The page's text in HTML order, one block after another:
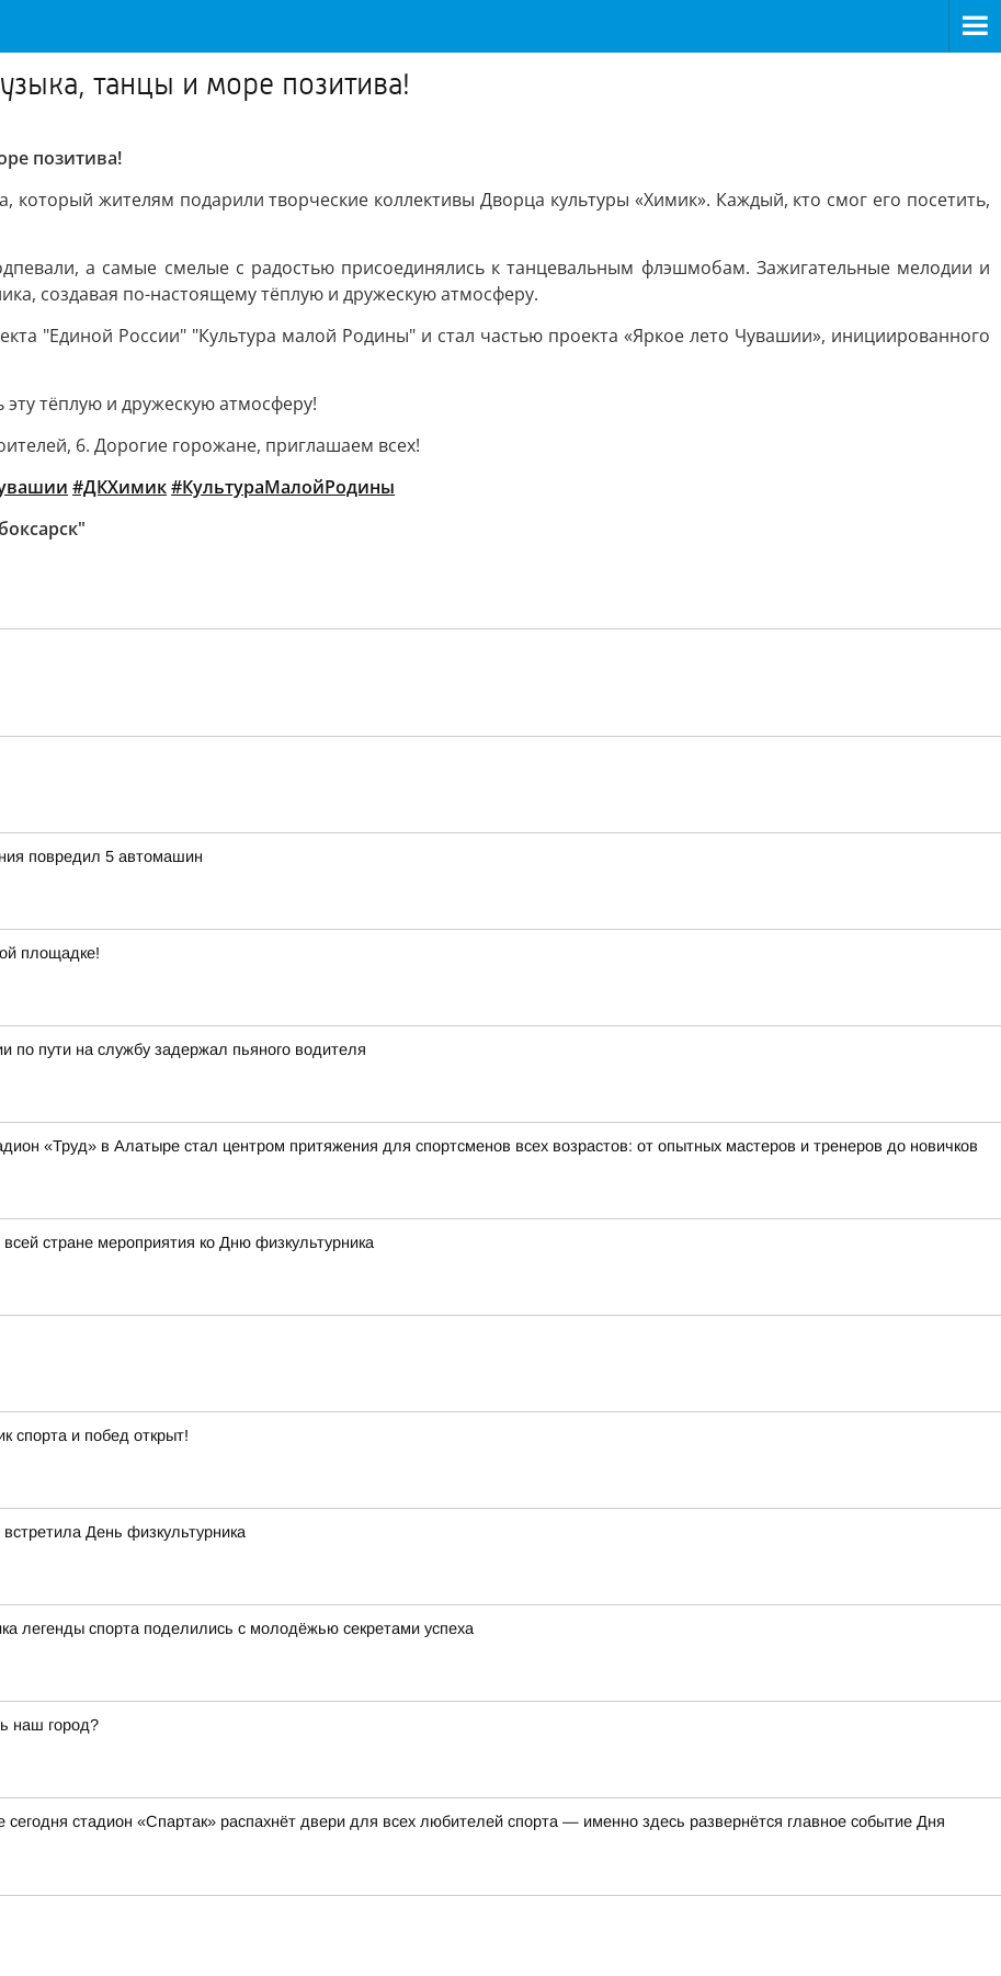
танцы и море позитива!
позитива!
который жителям подарили творческие коллективы Дворца культуры «Химик». Каждый, кто смог его посетить,
а самые смелые с радостью присоединялись к танцевальным флэшмобам. Зажигательные мелодии и
создавая по-настоящему тёплую и дружескую атмосферу.
"Единой России" "Культура малой Родины" и стал частью проекта «Яркое лето Чувашии», инициированного
тёплую и дружескую атмосферу!
6. Дорогие горожане, приглашаем всех!
#ДКХимик#КультураМалойРодины
повредил 5 автомашин
площадке!
по пути на службу задержал пьяного водителя
«Труд» в Алатыре стал центром притяжения для спортсменов всех возрастов: от опытных мастеров и тренеров до новичков
стране мероприятия ко Дню физкультурника
спорта и побед открыт!
День физкультурника
легенды спорта поделились с молодёжью секретами успеха
наш город?
стадион «Спартак» распахнёт двери для всех любителей спорта — именно здесь развернётся главное событие Дня